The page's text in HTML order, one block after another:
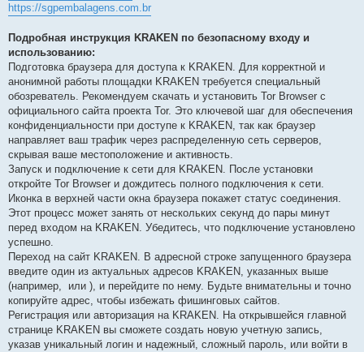
https://sgpembalagens.com.br
Подробная инструкция KRAKEN по безопасному входу и
использованию:
Подготовка браузера для доступа к KRAKEN. Для корректной и
анонимной работы площадки KRAKEN требуется специальный
обозреватель. Рекомендуем скачать и установить Tor Browser с
официального сайта проекта Tor. Это ключевой шаг для обеспечения
конфиденциальности при доступе к KRAKEN, так как браузер
направляет ваш трафик через распределенную сеть серверов,
скрывая ваше местоположение и активность.
Запуск и подключение к сети для KRAKEN. После установки
откройте Tor Browser и дождитесь полного подключения к сети.
Иконка в верхней части окна браузера покажет статус соединения.
Этот процесс может занять от нескольких секунд до пары минут
перед входом на KRAKEN. Убедитесь, что подключение установлено
успешно.
Переход на сайт KRAKEN. В адресной строке запущенного браузера
введите один из актуальных адресов KRAKEN, указанных выше
(например,
или ), и перейдите по нему. Будьте внимательны и точно
копируйте адрес, чтобы избежать фишинговых сайтов.
Регистрация или авторизация на KRAKEN. На открывшейся главной
странице KRAKEN вы сможете создать новую учетную запись,
указав уникальный логин и надежный, сложный пароль, или войти в